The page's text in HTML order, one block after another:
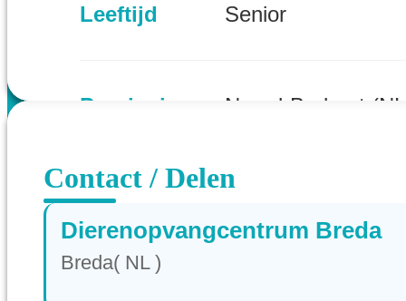
Leeftijd Senior
Provincie Noord-Brabant
Contact / Delen
Dierenopvangcentrum Breda
Breda( NL )